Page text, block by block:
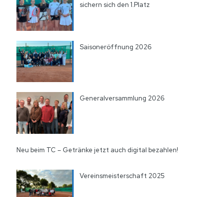
sichern sich den 1.Platz
Saisoneröffnung 2026
Generalversammlung 2026
Neu beim TC – Getränke jetzt auch digital bezahlen!
Vereinsmeisterschaft 2025